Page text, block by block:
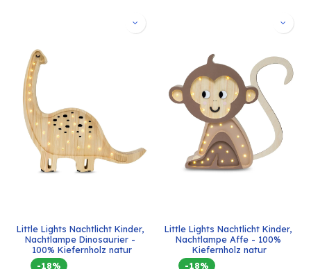
Little Lights Nachtlicht Kinder,
Nachtlampe Dinosaurier -
100% Kiefernholz natur
-18%
Little Lights Nachtlicht Kinder,
Nachtlampe Affe - 100%
Kiefernholz natur
-18%